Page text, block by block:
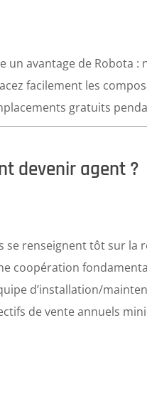
un avantage de Robota
facilement les
gratuits
devenir agent ?
se renseignent tôt sur la
coopération
d’installation/
de vente annuels